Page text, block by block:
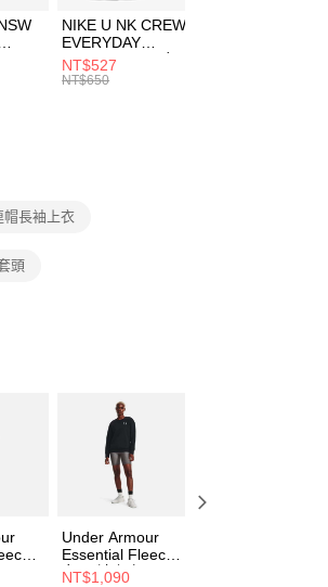
簡訊中的連結，可透過四大超商
，方視為交易完成。
費，但若您需要取消訂單，請聯
訂單仍視為有效，需透過AFTEE
資料，並將交易相關給付款項請
網址：
訊註冊。若發現惡意使用之情
用戶之使用額度並採取法律行
運費
NIKE U NK CREW
EVERYDAY
BBALL 3PR 男女
長統襪
NT$527
NT$650
帽長袖上衣
頭
Under Armour
Essential Fleece
女 長袖上衣
NT$1,090